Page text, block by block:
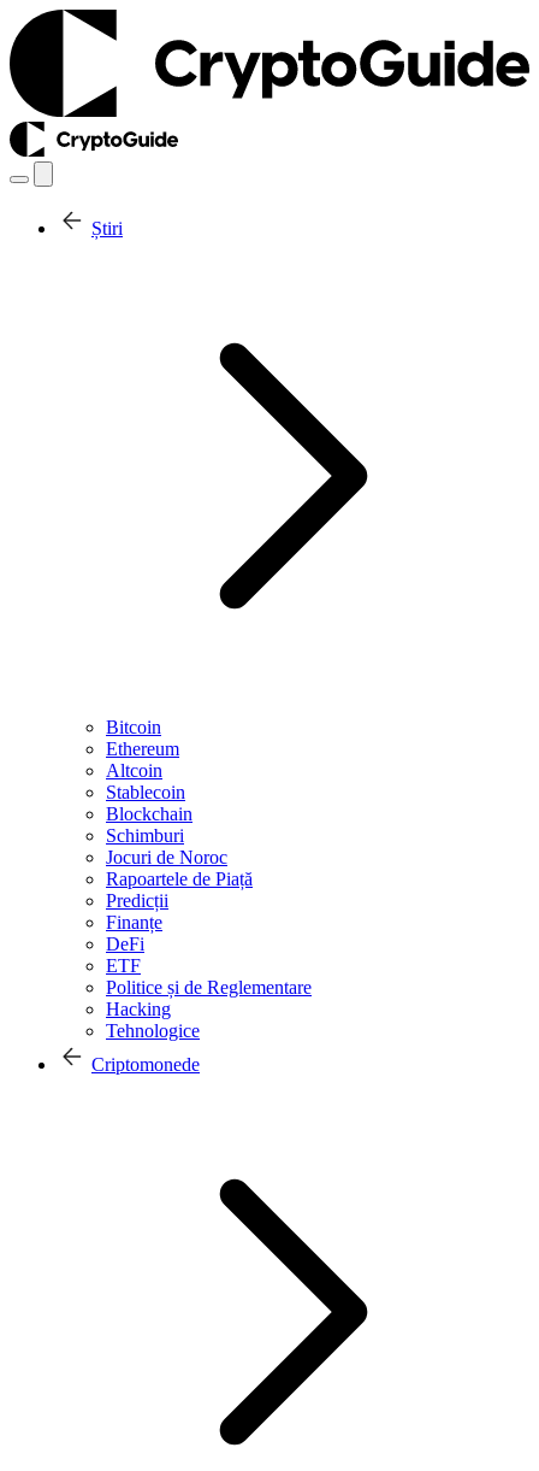
Știri
Bitcoin
Ethereum
Altcoin
Stablecoin
Blockchain
Schimburi
Jocuri de Noroc
Rapoartele de Piață
Predicții
Finanțe
DeFi
ETF
Politice și de Reglementare
Hacking
Tehnologice
Criptomonede